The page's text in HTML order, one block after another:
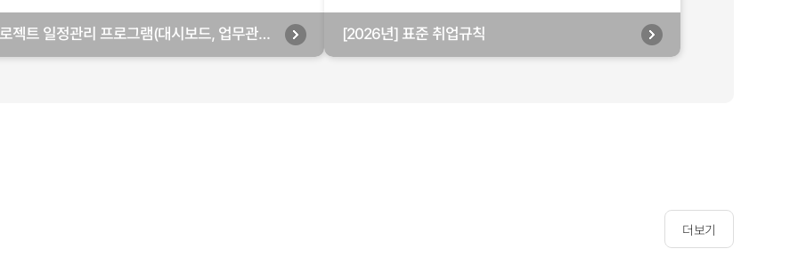
젝트 일정관리 프로그램(대시보드, 업무관리, [2026년] 표준 취업규칙
더보기